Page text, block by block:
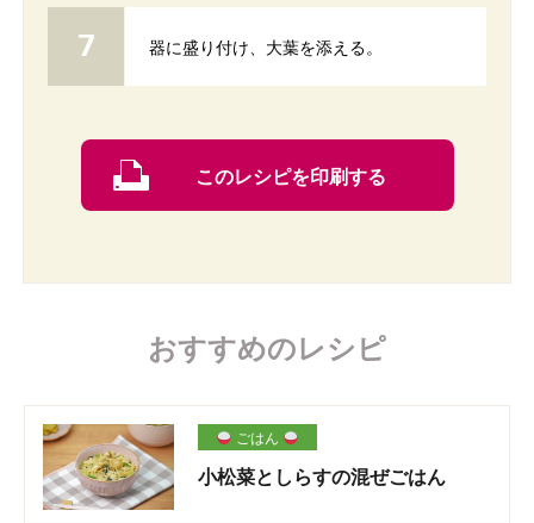
器に盛り付け、大葉を添える。
このレシピを印刷する
おすすめのレシピ
ごはん
小松菜としらすの混ぜごはん